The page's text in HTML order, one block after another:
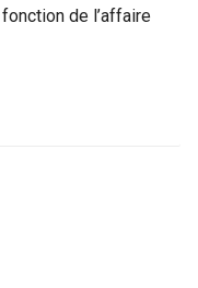
de l’affaire